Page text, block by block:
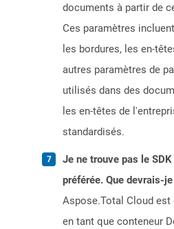
documents à partir de
Ces paramètres
les bordures, les en-
autres paramètres de
utilisés dans des
les en-têtes de
standardisés.
Je ne trouve pas le
préférée. Que devrais-
Aspose.Total Cloud
en tant que conteneur